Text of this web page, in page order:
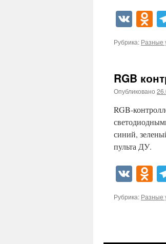
VK
Рубрика: Разные
RGB
Опубликовано
RGB-
синий,
пульта ДУ.
VK
Рубрика: Разные